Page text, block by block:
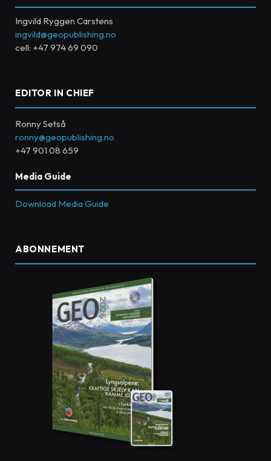
Ingvild Ryggen Carstens
ingvild@geopublishing.no
cell: +47 974 69 090
EDITOR IN CHIEF
Ronny Setså
ronny@geopublishing.no
+47 901 08 659
Media Guide
Download Media Guide
ABONNEMENT